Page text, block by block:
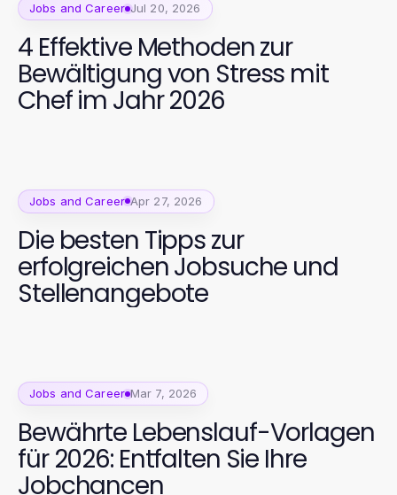
Jobs and Career Jul 20, 2026
4 Effektive Methoden zur
Bewältigung von Stress mit
Chef im Jahr 2026
Jobs and Career Apr 27, 2026
Die besten Tipps zur
erfolgreichen Jobsuche und
Stellenangebote
Jobs and Career Mar 7, 2026
Bewährte Lebenslauf-Vorlagen
für 2026: Entfalten Sie Ihre
Jobchancen